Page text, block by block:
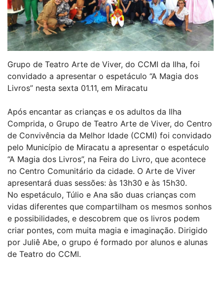
Grupo de Teatro Arte de Viver, do CCMI da Ilha, foi
convidado a apresentar o espetáculo “A Magia dos
Livros” nesta sexta 01.11, em Miracatu
Após encantar as crianças e os adultos da Ilha
Comprida, o Grupo de Teatro Arte de Viver, do Centro
de Convivência da Melhor Idade (CCMI) foi convidado
pelo Município de Miracatu a apresentar o espetáculo
“A Magia dos Livros”, na Feira do Livro, que acontece
no Centro Comunitário da cidade. O Arte de Viver
apresentará duas sessões: às 13h30 e às 15h30.
No espetáculo, Túlio e Ana são duas crianças com
vidas diferentes que compartilham os mesmos sonhos
e possibilidades, e descobrem que os livros podem
criar pontes, com muita magia e imaginação. Dirigido
por Juliê Abe, o grupo é formado por alunos e alunas
de Teatro do CCMI.